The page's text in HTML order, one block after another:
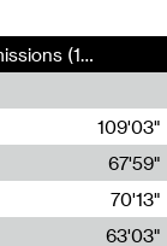
(13)
109'03"
67'59"
70'13"
63'03"